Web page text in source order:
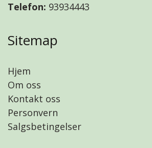
Telefon: 93934443
Sitemap
Hjem
Om oss
Kontakt oss
Personvern
Salgsbetingelser